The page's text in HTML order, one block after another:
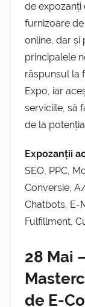
de
furnizoare
online, dar și
principalele
răspunsul la
Expo, iar
serviciile, să
de la
Expozanții
SEO, PPC,
Conversie,
Chatbots, E-
Fulfillment,
28 Mai
de E-